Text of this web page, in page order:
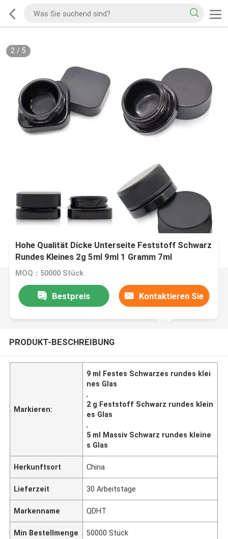
2/ 5
Hohe Qualität Dicke Unterseite Feststoff Schwarz
Rundes Kleines 2g 5ml 9ml 1 Gramm 7ml
Konzentratglas mit poliertem Finish
MOQ：50000 Stück
Bestpreis Kontaktieren Sie
uns
PRODUKT-BESCHREIBUNG
Markieren:
9 ml Festes Schwarzes rundes klei
nes Glas
,
2 g Feststoff Schwarz rundes klein
es Glas
,
5 ml Massiv Schwarz rundes kleine
s Glas
Herkunftsort China
Lieferzeit 30 Arbeitstage
Markenname QDHT
Min Bestellmenge 50000 Stück